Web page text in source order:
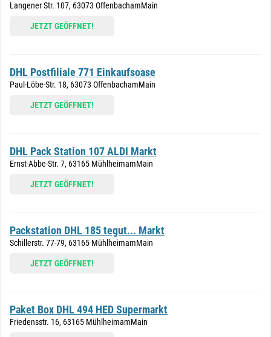
Langener Str. 107, 63073 OffenbachamMain
JETZT GEÖFFNET!
DHL Postfiliale 771 Einkaufsoase
Paul-Löbe-Str. 18, 63073 OffenbachamMain
JETZT GEÖFFNET!
DHL Pack Station 107 ALDI Markt
Ernst-Abbe-Str. 7, 63165 MühlheimamMain
JETZT GEÖFFNET!
Packstation DHL 185 tegut... Markt
Schillerstr. 77-79, 63165 MühlheimamMain
JETZT GEÖFFNET!
Paket Box DHL 494 HED Supermarkt
Friedensstr. 16, 63165 MühlheimamMain